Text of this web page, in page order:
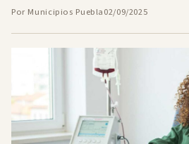
Por Municipios Puebla02/09/2025